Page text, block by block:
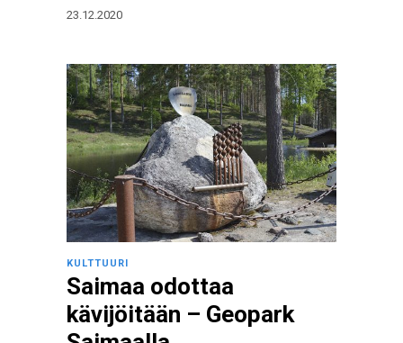
23.12.2020
KULTTUURI
Saimaa odottaa
kävijöitään – Geopark